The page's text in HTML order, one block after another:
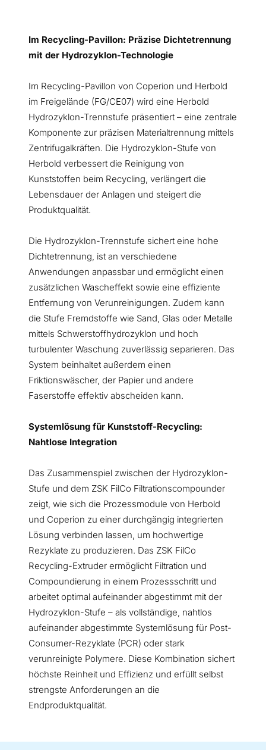
Im Recycling-Pavillon: Präzise Dichtetrennung
mit der Hydrozyklon-Technologie
Im Recycling-Pavillon von Coperion und Herbold
im Freigelände (FG/CE07) wird eine Herbold
Hydrozyklon-Trennstufe präsentiert – eine zentrale
Komponente zur präzisen Materialtrennung mittels
Zentrifugalkräften. Die Hydrozyklon-Stufe von
Herbold verbessert die Reinigung von
Kunststoffen beim Recycling, verlängert die
Lebensdauer der Anlagen und steigert die
Produktqualität.
Die Hydrozyklon-Trennstufe sichert eine hohe
Dichtetrennung, ist an verschiedene
Anwendungen anpassbar und ermöglicht einen
zusätzlichen Wascheffekt sowie eine effiziente
Entfernung von Verunreinigungen. Zudem kann
die Stufe Fremdstoffe wie Sand, Glas oder Metalle
mittels Schwerstoffhydrozyklon und hoch
turbulenter Waschung zuverlässig separieren. Das
System beinhaltet außerdem einen
Friktionswäscher, der Papier und andere
Faserstoffe effektiv abscheiden kann.
Systemlösung für Kunststoff-Recycling:
Nahtlose Integration
Das Zusammenspiel zwischen der Hydrozyklon-
Stufe und dem ZSK FilCo Filtrationscompounder
zeigt, wie sich die Prozessmodule von Herbold
und Coperion zu einer durchgängig integrierten
Lösung verbinden lassen, um hochwertige
Rezyklate zu produzieren. Das ZSK FilCo
Recycling-Extruder ermöglicht Filtration und
Compoundierung in einem Prozessschritt und
arbeitet optimal aufeinander abgestimmt mit der
Hydrozyklon-Stufe – als vollständige, nahtlos
aufeinander abgestimmte Systemlösung für Post-
Consumer-Rezyklate (PCR) oder stark
verunreinigte Polymere. Diese Kombination sichert
höchste Reinheit und Effizienz und erfüllt selbst
strengste Anforderungen an die
Endproduktqualität.